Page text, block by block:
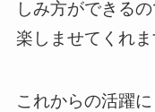
しみ方ができる
楽しませてくれま
これからの活躍